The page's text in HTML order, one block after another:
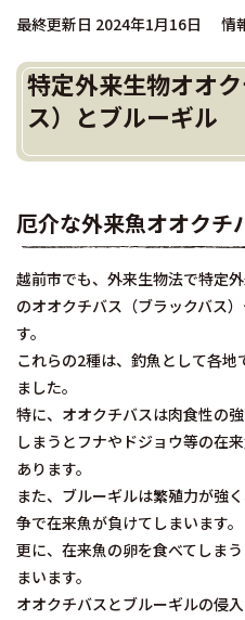
最終更新日 2024年1月16日 情
特定外来生物オオ
ス）とブルーギル
厄介な外来魚オオクチ
越前市でも、外来生物法で特定
のオオクチバス（ブラックバス
す。
これらの2種は、釣魚として各
ました。
特に、オオクチバスは肉食性の
しまうとフナやドジョウ等の在
あります。
また、ブルーギルは繁殖力が強
争で在来魚が負けてしまいます。
更に、在来魚の卵を食べてしま
まいます。
オオクチバスとブルーギルの侵